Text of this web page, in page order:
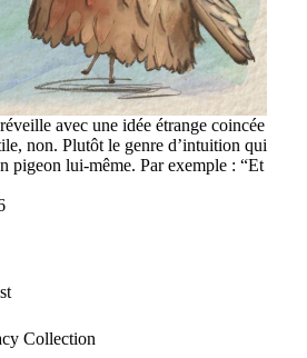
avec une idée étrange coincée
non. Plutôt le genre d’intuition qui
pigeon lui-même. Par exemple : “Et
Collection